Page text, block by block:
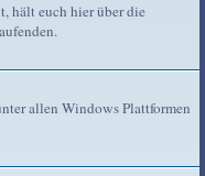
hält euch hier über die
allen Windows Plattformen